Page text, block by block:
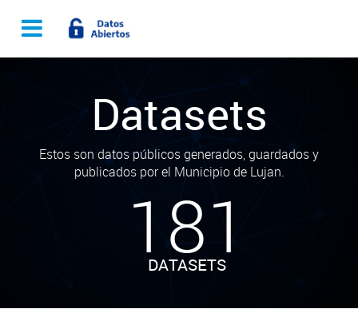
Datasets
Estos son datos públicos generados, guardados y
publicados por el Municipio de Lujan.
181
DATASETS